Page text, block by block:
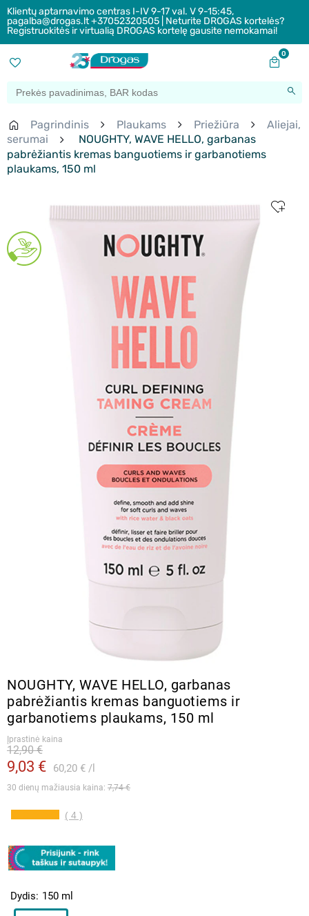
Klientų aptarnavimo centras I-IV 9-17 val. V 9-15:45,
pagalba@drogas.lt +37052320505 | Neturite DROGAS kortelės?
Registruokitės ir virtualią DROGAS kortelę gausite nemokamai!
0
Pagrindinis Plaukams Priežiūra
Aliejai,
serumai
NOUGHTY, WAVE HELLO, garbanas
pabrėžiantis kremas banguotiems ir garbanotiems
plaukams, 150 ml
NOUGHTY, WAVE HELLO, garbanas
pabrėžiantis kremas banguotiems ir
garbanotiems plaukams, 150 ml
Įprastinė kaina
9,03 € 60,20 €
12,90 €
30 dienų mažiausia kaina: 7,74 €
( 4 )
Dydis 150 ml